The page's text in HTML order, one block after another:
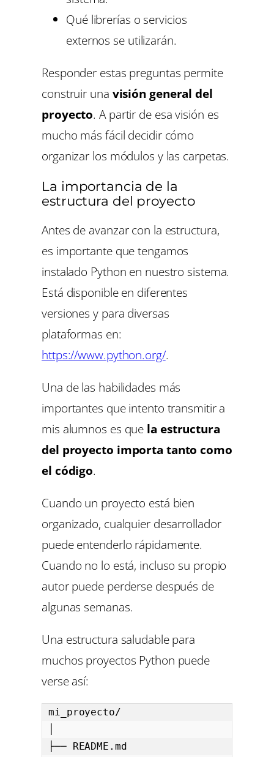
Qué librerías o servicios
externos se utilizarán.
Responder estas preguntas permite
construir una visión general del
proyecto. A partir de esa visión es
mucho más fácil decidir cómo
organizar los módulos y las carpetas.
La importancia de la
estructura del proyecto
Antes de avanzar con la estructura,
es importante que tengamos
instalado Python en nuestro sistema.
Está disponible en diferentes
versiones y para diversas
plataformas en:
https://www.python.org/.
Una de las habilidades más
importantes que intento transmitir a
mis alumnos es que la estructura
del proyecto importa tanto como
el código.
Cuando un proyecto está bien
organizado, cualquier desarrollador
puede entenderlo rápidamente.
Cuando no lo está, incluso su propio
autor puede perderse después de
algunas semanas.
Una estructura saludable para
muchos proyectos Python puede
verse así:
mi_proyecto/
├── README.md